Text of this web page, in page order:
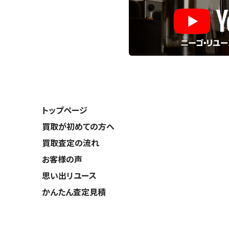
トップページ
買取が初めての方へ
買取査定の流れ
お客様の声
思い出リユース
かんたん査定見積